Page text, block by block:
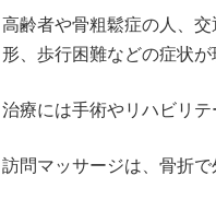
高齢者や骨粗鬆症の人、
形、歩行困難などの症状が
治療には手術やリハビリテ
訪問マッサージは、骨折